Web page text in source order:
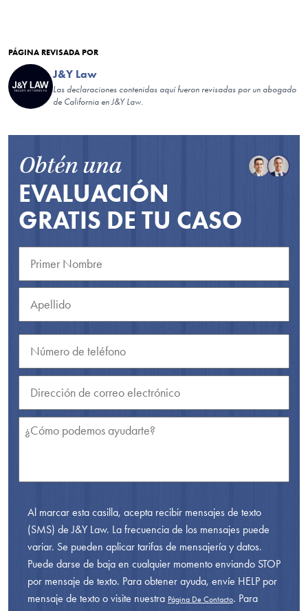
PÁGINA REVISADA POR
J&Y Law
Las declaraciones contenidas aquí fueron revisadas por un abogado
de California en J&Y Law.
Obtén una
EVALUACIÓN
GRATIS DE TU CASO
Al marcar esta casilla, acepta recibir mensajes de texto
(SMS) de J&Y Law. La frecuencia de los mensajes puede
variar. Se pueden aplicar tarifas de mensajería y datos.
Puede darse de baja en cualquier momento enviando STOP
por mensaje de texto. Para obtener ayuda, envíe HELP por
mensaje de texto o visite nuestra Página De Contacto. Para